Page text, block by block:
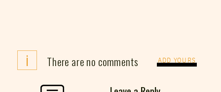
i There are no comments ADD YOURS